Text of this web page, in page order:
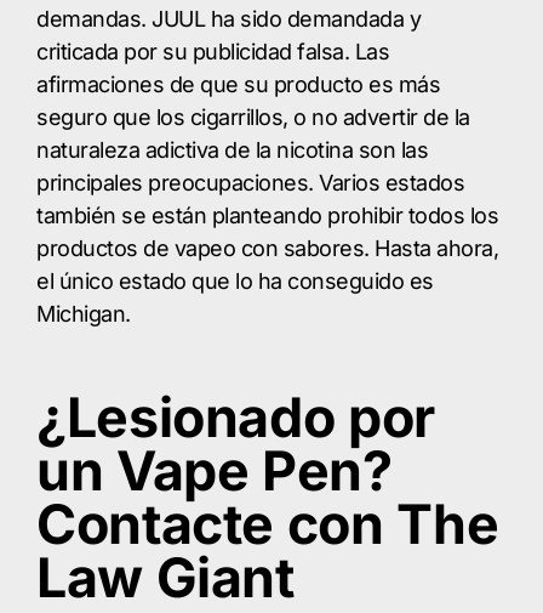
demandas. JUUL ha sido demandada y
criticada por su publicidad falsa. Las
afirmaciones de que su producto es más
seguro que los cigarrillos, o no advertir de la
naturaleza adictiva de la nicotina son las
principales preocupaciones. Varios estados
también se están planteando prohibir todos los
productos de vapeo con sabores. Hasta ahora,
el único estado que lo ha conseguido es
Michigan.
¿Lesionado por
un Vape Pen?
Contacte con The
Law Giant